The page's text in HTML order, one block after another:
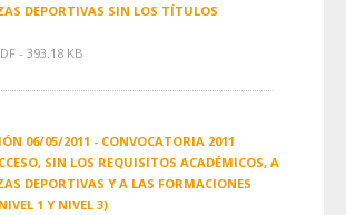
DEPORTIVAS SIN LOS TÍTULOS
- 393.18 KB
06/05/2011 - CONVOCATORIA 2011
SIN LOS REQUISITOS ACADÉMICOS, A
DEPORTIVAS Y A LAS FORMACIONES
1 Y NIVEL 3)